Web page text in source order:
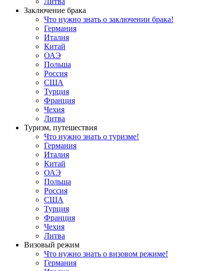
Заключение брака
Что нужно знать о заключении брака!
Германия
Италия
Китай
ОАЭ
Польша
Россия
США
Турция
Франция
Чехия
Литва
Туризм, путешествия
Что нужно знать о туризме!
Германия
Италия
Китай
ОАЭ
Польша
Россия
США
Турция
Франция
Чехия
Литва
Визовый режим
Что нужно знать о визовом режиме!
Германия